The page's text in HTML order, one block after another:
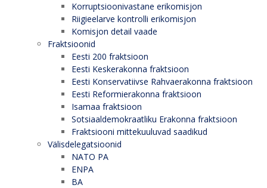
Korruptsioonivastane erikomisjon
Riigieelarve kontrolli erikomisjon
Komisjon detail vaade
Fraktsioonid
Eesti 200 fraktsioon
Eesti Keskerakonna fraktsioon
Eesti Konservatiivse Rahvaerakonna fraktsioon
Eesti Reformierakonna fraktsioon
Isamaa fraktsioon
Sotsiaaldemokraatliku Erakonna fraktsioon
Fraktsiooni mittekuuluvad saadikud
Välisdelegatsioonid
NATO PA
ENPA
BA